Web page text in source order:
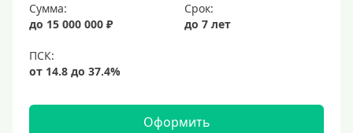
Без стажа работы
Для самозанятых
Пенсионерам
До 75 лет
Сумма:
до 15 000 000 ₽
Срок:
до 7 лет
Оформить